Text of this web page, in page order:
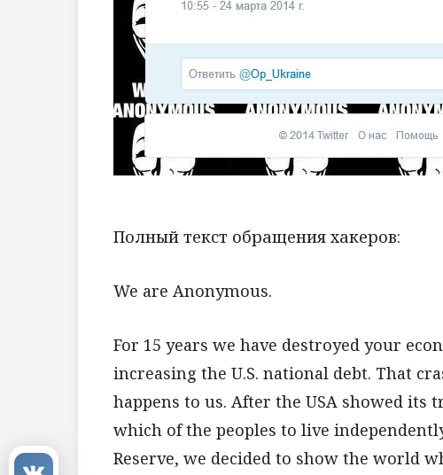
Полный текст обращения хакеров:
We are Anonymous.
For 15 years we have destroyed your
increasing the U.S. national debt. That
happens to us. After the USA showed its
which of the peoples to live
Reserve, we decided to show the world